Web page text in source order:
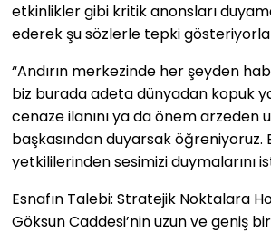
etkinlikler gibi kritik anonsları
ederek şu sözlerle tepki
“Andırın merkezinde her şeyden
biz burada adeta dünyadan kopuk
cenaze ilanını ya da önem arzeden
başkasından duyarsak öğreniyoruz.
yetkililerinden sesimizi duymalarını
Esnafın Talebi: Stratejik Noktalara
Göksun Caddesi’nin uzun ve geniş